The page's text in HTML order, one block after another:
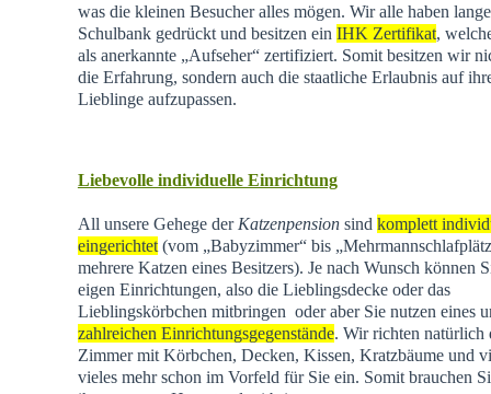
was die kleinen Besucher alles mögen. Wir alle haben
Schulbank gedrückt und besitzen ein IHK Zertifikat,
als anerkannte „Aufseher“ zertifiziert. Somit besitzen wir
die Erfahrung, sondern auch die staatliche Erlaubnis auf
Lieblinge aufzupassen.
Liebevolle individuelle Einrichtung
All unsere Gehege der Katzenpensionsind komplett
eingerichtet(vom „Babyzimmer“ bis
mehrere Katzen eines Besitzers). Je nach Wunsch können
eigen Einrichtungen, also die Lieblingsdecke oder das
Lieblingskörbchen mitbringen oder aber Sie nutzen eines
zahlreichen Einrichtungsgegenstände. Wir richten natürlich
Zimmer mit Körbchen, Decken, Kissen, Kratzbäume und
vieles mehr schon im Vorfeld für Sie ein. Somit brauchen